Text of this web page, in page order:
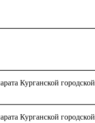
Курганской городской
Курганской городской